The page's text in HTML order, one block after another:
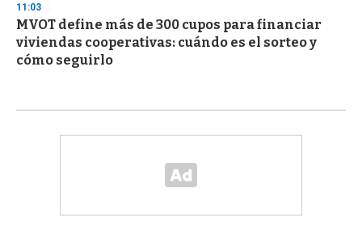
11:03
MVOT define más de 300 cupos para financiar
viviendas cooperativas: cuándo es el sorteo y
cómo seguirlo